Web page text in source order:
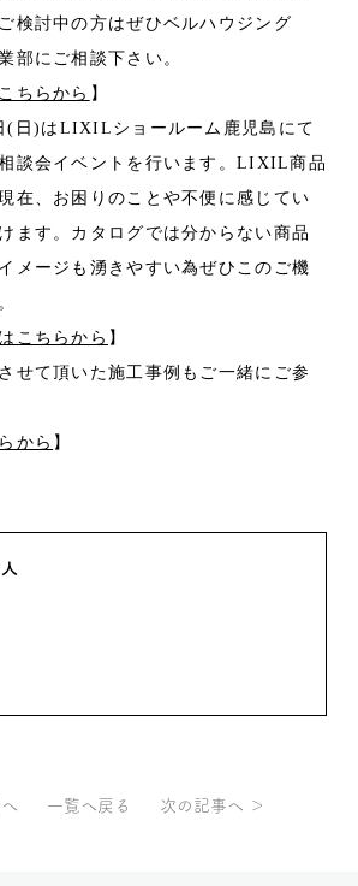
検討中の方はぜひベルハウジング
部にご相談下さい。
ちらから 】
(日)はLIXILショールーム鹿児島にて
談会イベントを行います。LIXIL商品
在、お困りのことや不便に感じてい
ます。カタログでは分からない商品
メージも湧きやすい為ぜひこのご機
こちらから 】
せて頂いた施工事例もご一緒にご参
から 】
一覧へ戻る 次の記事へ ＞